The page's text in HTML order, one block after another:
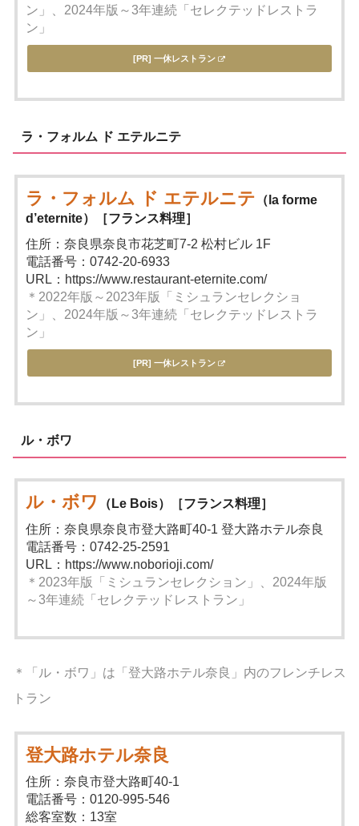
ン」、2024年版～3年連続「セレクテッドレストラ
ン」
[PR] 一休レストラン
ラ・フォルム ド エテルニテ
ラ・フォルム ド エテルニテ （la forme
d’eternite）［フランス料理］
住所：奈良県奈良市花芝町7-2 松村ビル 1F
電話番号：0742-20-6933
URL：https://www.restaurant-eternite.com/
＊2022年版～2023年版「ミシュランセレクショ
ン」、2024年版～3年連続「セレクテッドレストラ
ン」
[PR] 一休レストラン
ル・ボワ
ル・ボワ
（Le Bois）［フランス料理］
住所：奈良県奈良市登大路町40-1 登大路ホテル奈良
電話番号：0742-25-2591
URL：https://www.noborioji.com/
＊2023年版「ミシュランセレクション」、2024年版
～3年連続「セレクテッドレストラン」
＊「ル・ボワ」は「登大路ホテル奈良」内のフレンチレス
トラン
登大路ホテル奈良
住所：奈良市登大路町40-1
電話番号：0120-995-546
総客室数：13室